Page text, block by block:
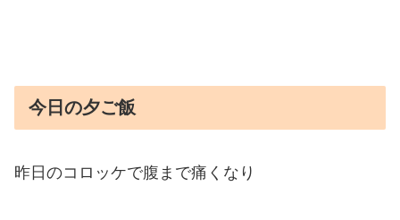
今日の夕ご飯
昨日のコロッケで腹まで痛くなり